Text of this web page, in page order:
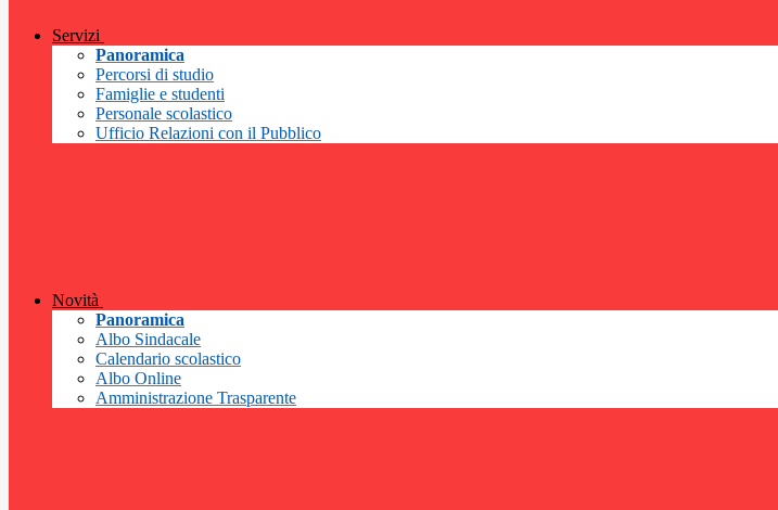
Servizi
Panoramica
Percorsi di studio
Famiglie e studenti
Personale scolastico
Ufficio Relazioni con il Pubblico
Novità
Panoramica
Albo Sindacale
Calendario scolastico
Albo Online
Amministrazione Trasparente